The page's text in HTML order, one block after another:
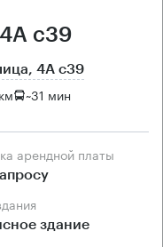
с39
4А с39
~31 мин
арендной платы
здание